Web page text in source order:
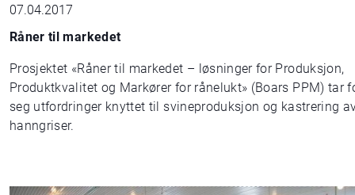
07.04.2017
Råner til markedet
Prosjektet «Råner til markedet – løsninger for Produksjon,
Produktkvalitet og Markører for rånelukt» (Boars PPM) tar
seg utfordringer knyttet til svineproduksjon og kastrering
hanngriser.